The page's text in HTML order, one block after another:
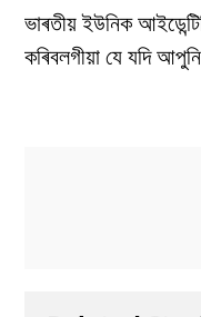
ভাৰতীয় ইউনিক
কৰিবলগীয়া যে যদি